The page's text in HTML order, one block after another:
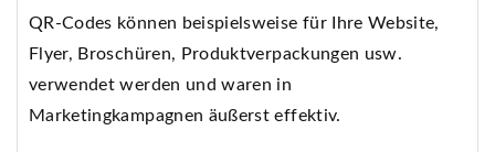
QR-Codes können beispielsweise für Ihre Website,
Flyer, Broschüren, Produktverpackungen usw.
verwendet werden und waren in
Marketingkampagnen äußerst effektiv.